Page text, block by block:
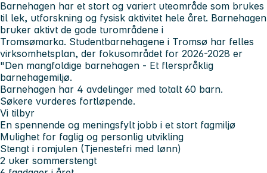
Barnehagen har et stort og variert uteområde som brukes
til lek, utforskning og fysisk aktivitet hele året. Barnehagen
bruker aktivt de gode turområdene i
Tromsømarka. Studentbarnehagene i Tromsø har felles
virksomhetsplan, der fokusområdet for 2026-2028 er
"Den mangfoldige barnehagen - Et flerspråklig
barnehagemiljø.
Barnehagen har 4 avdelinger med totalt 60 barn.
Søkere vurderes fortløpende.
Vi tilbyr
En spennende og meningsfylt jobb i et stort fagmiljø
Mulighet for faglig og personlig utvikling
Stengt i romjulen (Tjenestefri med lønn)
2 uker sommerstengt